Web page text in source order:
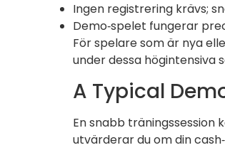
Ingen registrering krävs;
Demo‑spelet fungerar
För spelare som är nya
under dessa högintensiva
A Typical
En snabb träningssession
utvärderar du om din